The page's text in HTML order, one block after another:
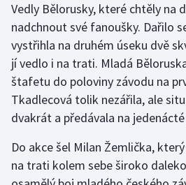
Stolní tenis
Triatlon
Veslování
Vodní slalom
Volejbal
Ostatní
Vedly Bělorusky, které chtěly na
nadchnout své fanoušky. Dařilo
vystřihla na druhém úseku dvě
jí vedlo i na trati. Mladá
štafetu do poloviny závodu na
Tkadlecová tolik nezářila, ale
dvakrát a předávala na
Do akce šel Milan Žemlička,
na trati kolem sebe široko